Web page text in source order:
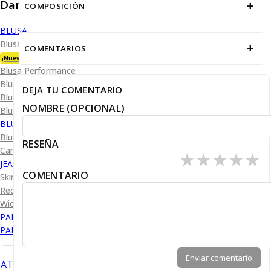
Dama
BLUSA
Blusa Premium Bambú
¡Nueva Colección!
Blusa Performance
Blusa Piqué
Blusa Oxford
Blusa de Vestir
BLUSA SPORT
Blusa Sport Lisa
Camiseta Lisa
JEANS
Skinny Levanta Pompis
Recto Levanta Pompis
Wide Leg
PANTALÓN DE VESTIR
PANTALÓN CASUAL
ATRÁS
COMPOSICIÓN +
COMENTARIOS +
DEJA TU COMENTARIO
NOMBRE (OPCIONAL)
RESEÑA
★
★
★
★
★
COMENTARIO
Enviar comentario